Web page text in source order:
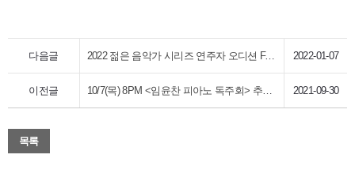
다음글 2022 젊은 음악가 시리즈 연주자 오디션 FAQ 2022-01-07
이전글 2021-09-30
목록